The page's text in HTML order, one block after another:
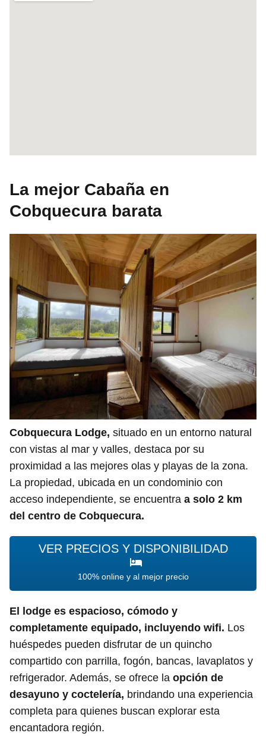
La mejor Cabaña en
Cobquecura barata
Cobquecura Lodge, situado en un entorno natural
con vistas al mar y valles, destaca por su
proximidad a las mejores olas y playas de la zona.
La propiedad, ubicada en un condominio con
acceso independiente, se encuentra a solo 2 km
del centro de Cobquecura.
VER PRECIOS Y DISPONIBILIDAD
100% online y al mejor precio
El lodge es espacioso, cómodo y
completamente equipado, incluyendo wifi. Los
huéspedes pueden disfrutar de un quincho
compartido con parrilla, fogón, bancas, lavaplatos y
refrigerador. Además, se ofrece la opción de
desayuno y coctelería, brindando una experiencia
completa para quienes buscan explorar esta
encantadora región.